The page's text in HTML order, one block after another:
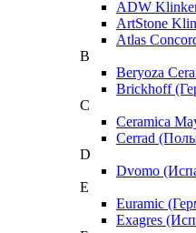
ADW
ArtStone
Atlas
B
Beryoza
Brickhoff
C
Ceramica
Cerrad
D
Dvomo
E
Euramic
Exagres